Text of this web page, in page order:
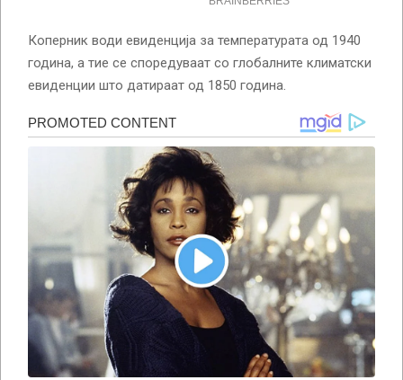
Коперник води евиденција за температурата од 1940
година, а тие се споредуваат со глобалните климатски
евиденции што датираат од 1850 година.